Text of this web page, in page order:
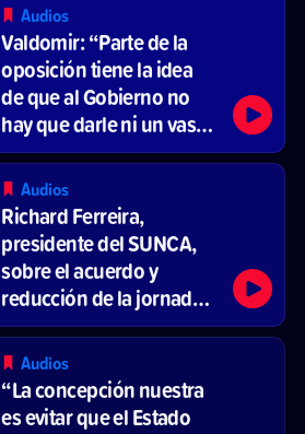
Audios
Valdomir: “Parte de la
oposición tiene la idea
de que al Gobierno no
hay que darle ni un vaso
de agua”
Audios
Richard Ferreira,
presidente del SUNCA,
sobre el acuerdo y
reducción de la jornada
laboral
Audios
“La concepción nuestra
es evitar que el Estado